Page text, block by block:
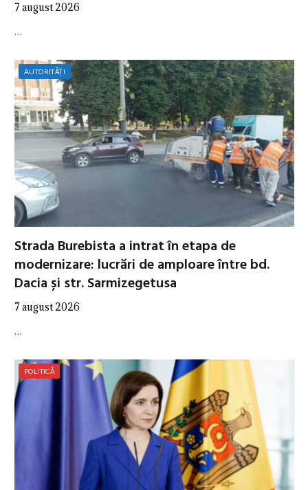
7 august 2026
…
AUTORITĂȚI
Strada Burebista a intrat în etapa de
modernizare: lucrări de amploare între bd.
Dacia și str. Sarmizegetusa
7 august 2026
…
POLITICĂ